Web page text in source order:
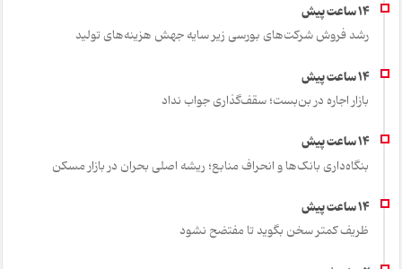
رشد فروش شرکت‌های بورسی زیر سایه جهش هزینه‌های تولید
بازار اجاره در بن‌بست؛ سقف‌گذاری جواب نداد
بنگاه‌داری بانک‌ها و انحراف منابع؛ ریشه اصلی بحران در بازار مسکن
ظریف کمتر سخن بگوید تا مفتضح نشود